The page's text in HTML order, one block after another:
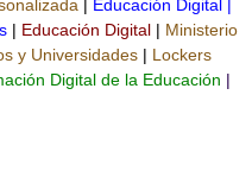
| Educación Digital |
| Educación Digital | Ministerio
y Universidades | Lockers
Digital de la Educación |